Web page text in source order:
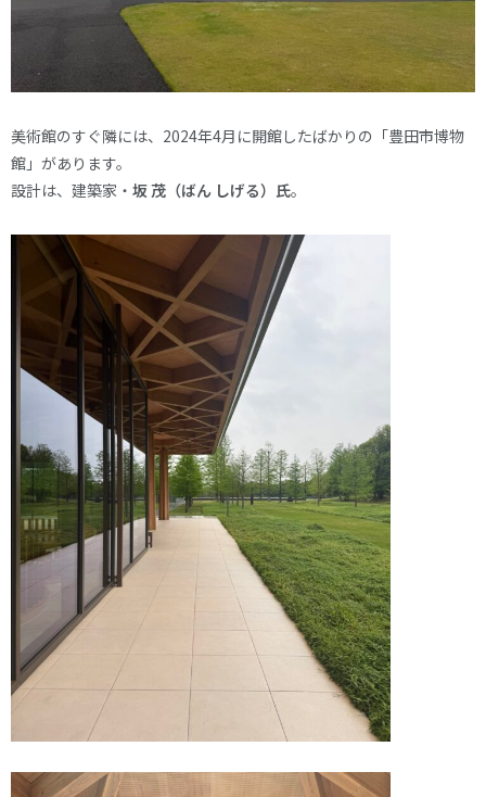
美術館のすぐ隣には、2024年4月に開館したばかりの「豊田市博物
館」があります。
設計は、建築家・ 坂 茂（ばん しげる）氏。